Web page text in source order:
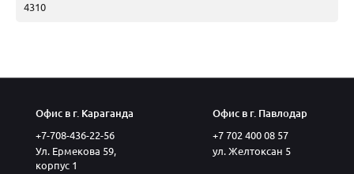
4310
Офис в г. Караганда
+7-708-436-22-56
Ул. Ермекова 59,
корпус 1
Офис в г. Павлодар
+7 702 400 08 57
ул. Желтоксан 5